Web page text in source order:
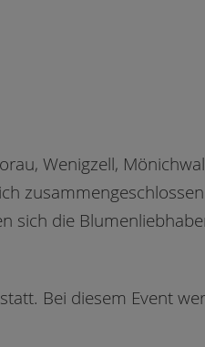
Wenigzell,
sich die
Bei diesem Event